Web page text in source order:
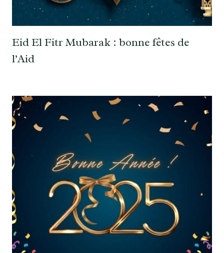
Eid El Fitr Mubarak : bonne fêtes de
l’Aid